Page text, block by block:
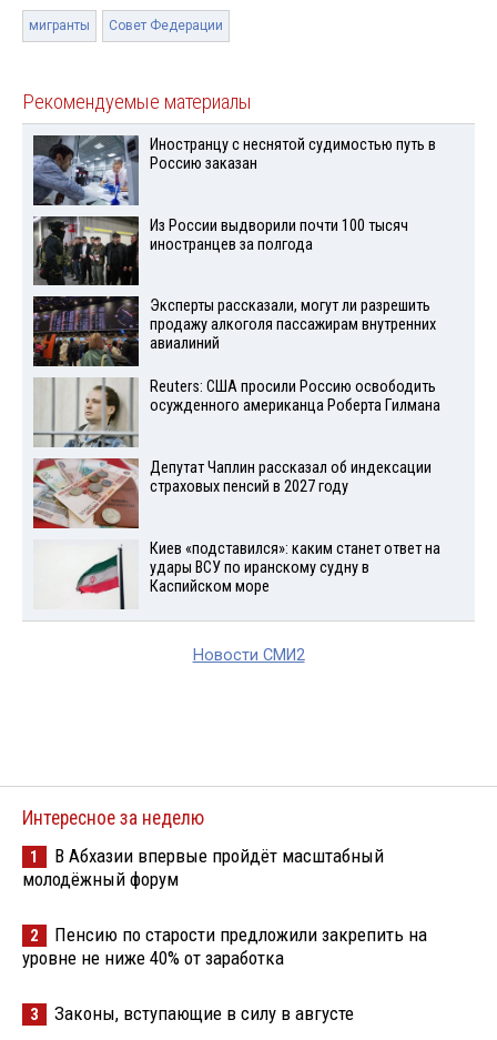
мигранты Совет Федерации
Рекомендуемые материалы
Иностранцу с неснятой судимостью путь в
Россию заказан
Из России выдворили почти 100 тысяч
иностранцев за полгода
Эксперты рассказали, могут ли разрешить
продажу алкоголя пассажирам внутренних
авиалиний
Reuters: США просили Россию освободить
осужденного американца Роберта Гилмана
Депутат Чаплин рассказал об индексации
страховых пенсий в 2027 году
Киев «подставился»: каким станет ответ на
удары ВСУ по иранскому судну в
Каспийском море
Новости СМИ2
Интересное за неделю
1
В Абхазии впервые пройдёт масштабный
молодёжный форум
2
Пенсию по старости предложили закрепить на
уровне не ниже 40% от заработка
3 Законы, вступающие в силу в августе